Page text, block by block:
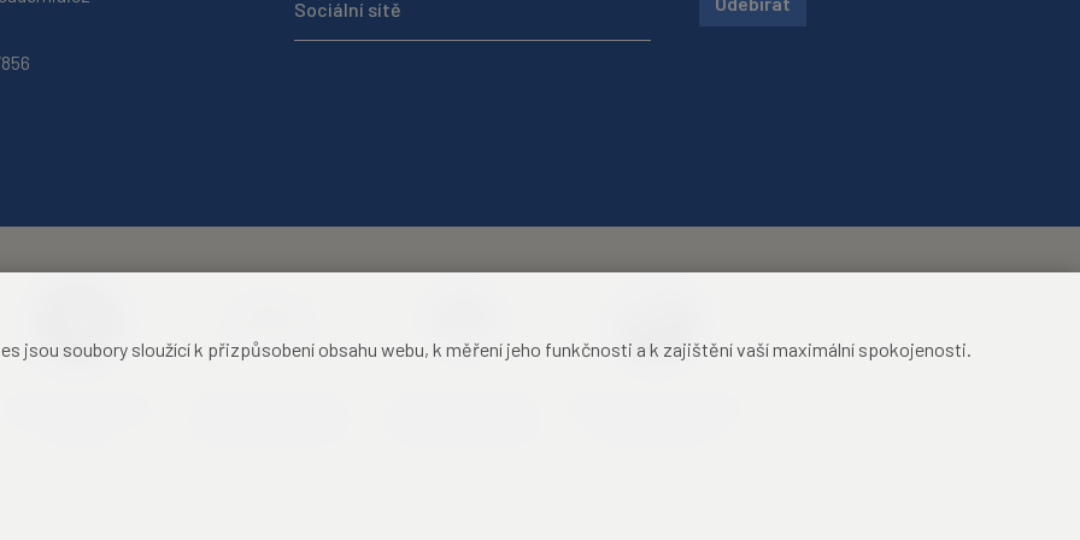
Sociální sítě
jsou soubory sloužící k přizpůsobení obsahu webu, k měření jeho funkčnosti a k zajištění vaší maximální spokojenosti.